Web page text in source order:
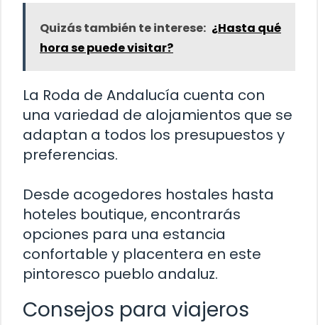
Quizás también te interese: ¿Hasta qué
hora se puede visitar?
La Roda de Andalucía cuenta con
una variedad de alojamientos que se
adaptan a todos los presupuestos y
preferencias.
Desde acogedores hostales hasta
hoteles boutique, encontrarás
opciones para una estancia
confortable y placentera en este
pintoresco pueblo andaluz.
Consejos para viajeros